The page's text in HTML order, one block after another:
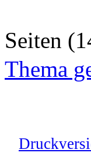
Seiten
Thema